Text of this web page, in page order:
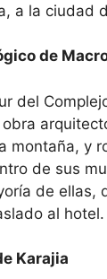
a la ciudad
de
del
montaña, y
de sus
de ellas,
al hotel.
Karajia